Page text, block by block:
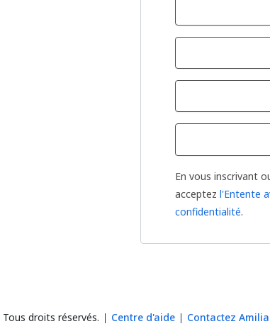
En vous inscrivant
acceptez l'Entente
confidentialité.
Tous droits réservés. Centre d'aide Contactez Amilia